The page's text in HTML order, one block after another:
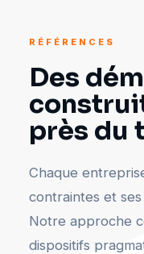
RÉFÉRENCES
Des
près du
Chaque
contraintes et
Notre approche
dispositifs